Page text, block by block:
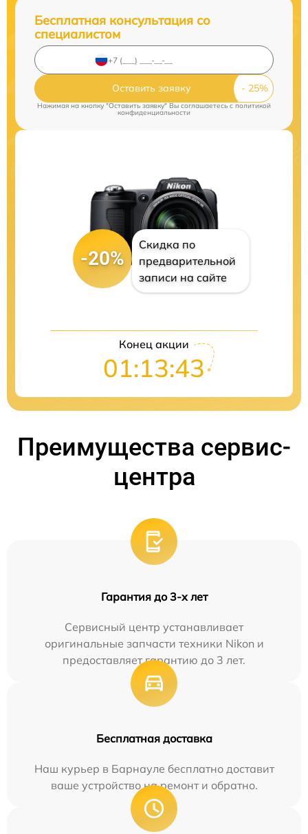
Бесплатная консультация со
специалистом
Оставить заявку
Нажимая на кнопку "Оставить заявку" Вы соглашаетесь cполитикой
конфиденциальности
-20%
Скидка по
предварительной
записи на сайте
Конец акции
01:13:42
Преимущества сервис-
центра
Гарантия до 3-х лет
Сервисный центр устанавливает
оригинальные запчасти техники Nikon и
предоставляет гарантию до 3 лет.
Бесплатная доставка
Наш курьер в Барнауле бесплатно доставит
ваше устройство на ремонт и обратно.